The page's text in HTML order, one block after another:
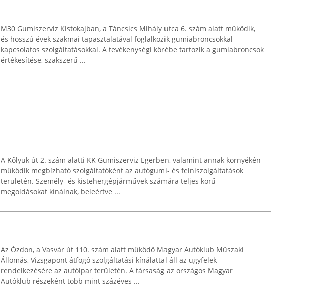
M30 Gumiszerviz Kistokajban, a Táncsics Mihály utca 6. szám alatt működik,
és hosszú évek szakmai tapasztalatával foglalkozik gumiabroncsokkal
kapcsolatos szolgáltatásokkal. A tevékenységi körébe tartozik a gumiabroncsok
értékesítése, szakszerű ...
A Kőlyuk út 2. szám alatti KK Gumiszerviz Egerben, valamint annak környékén
működik megbízható szolgáltatóként az autógumi- és felniszolgáltatások
területén. Személy- és kistehergépjárművek számára teljes körű
megoldásokat kínálnak, beleértve ...
Az Ózdon, a Vasvár út 110. szám alatt működő Magyar Autóklub Műszaki
Állomás, Vizsgapont átfogó szolgáltatási kínálattal áll az ügyfelek
rendelkezésére az autóipar területén. A társaság az országos Magyar
Autóklub részeként több mint százéves ...